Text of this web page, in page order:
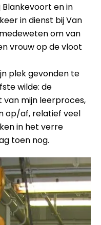
en in
in dienst bij Van
om van
vrouw op de vloot
plek gevonden te
wilde: de
mijn leerproces,
op/af, relatief veel
in het verre
toen nog.